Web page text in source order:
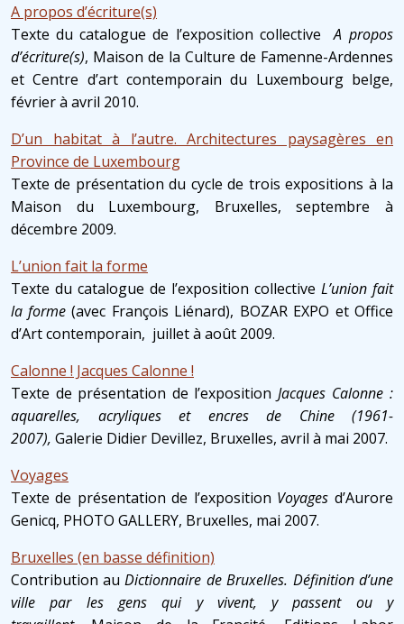
A propos d’écriture(s)
Texte du catalogue de l’exposition collectiveA propos
d’écriture(s), Maison de la Culture de Famenne-Ardennes
et Centre d’art contemporain du Luxembourg belge,
février à avril 2010.
D’un habitat à l’autre. Architectures paysagères en
Province de Luxembourg
Texte de présentation du cycle de trois expositions à la
Maison du Luxembourg, Bruxelles, septembre à
décembre 2009.
L’union fait la forme
Texte du catalogue de l’exposition collective L’union fait
la forme (avec François Liénard), BOZAR EXPO et Office
d’Art contemporain, juillet à août 2009.
Calonne ! Jacques Calonne !
Texte de présentation de l’exposition Jacques Calonne :
aquarelles, acryliques et encres de Chine (1961-
2007), Galerie Didier Devillez, Bruxelles, avril à mai 2007.
Voyages
Texte de présentation de l’exposition Voyages d’Aurore
Genicq, PHOTO GALLERY, Bruxelles, mai 2007.
Bruxelles (en basse définition)
Contribution au Dictionnaire de Bruxelles. Définition d’une
ville par les gens qui y vivent, y passent ou y